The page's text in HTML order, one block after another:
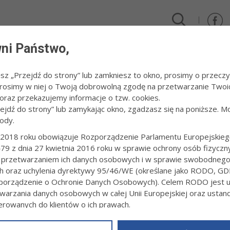
/ ArtFest Inauguracja – wernisaż wystawy „Ciechowski–Świetlik”
INAUGURACJA – WERNISAŻ
23 listopada 2018 r.fot. Paweł Topolski
Państwo,
„Przejdź do strony” lub zamkniesz to okno, prosimy o
w niej o Twoją dobrowolną zgodę na przetwarzanie
przekazujemy informacje o tzw. cookies.
do strony” lub zamykając okno, zgadzasz się na poniższe.
roku obowiązuje Rozporządzenie Parlamentu
z dnia 27 kwietnia 2016 roku w sprawie ochrony osób
ich danych osobowych i w sprawie
oraz uchylenia dyrektywy 95/46/WE (określane jako RODO,
o Ochronie Danych Osobowych). Celem RODO jest
danych osobowych w całej Unii Europejskiej oraz
do klientów o ich prawach.
powyższym, w zakładceRODOna stroniehttps://